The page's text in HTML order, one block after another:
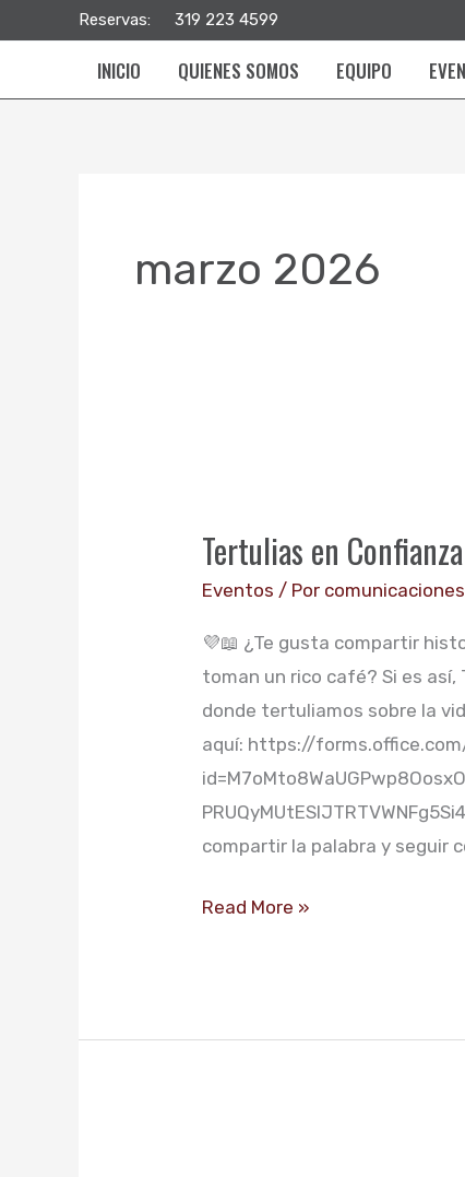
Reservas: 319 223 4599
INICIO
QUIENES SOMOS EQUIPO
marzo 2026
Tertulias en Confianza
Eventos / Por comunicaciones
💜📖 ¿Te gusta compartir
toman un rico café? Si es
donde tertuliamos sobre la
aquí: https://
compartir la palabra y seguir
Confianza
Read More »